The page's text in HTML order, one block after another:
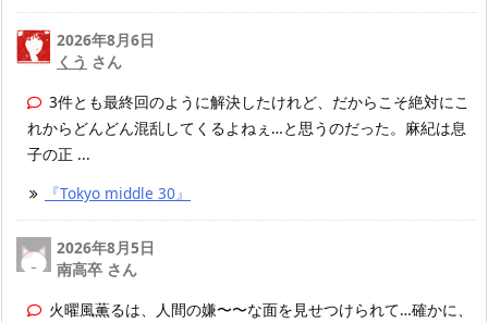
2026年8月6日
くう さん
3件とも最終回のように解決したけれど、だからこそ絶対にこ
れからどんどん混乱してくるよねぇ…と思うのだった。麻紀は息
子の正 ...
『Tokyo middle 30』
2026年8月5日
南高卒 さん
火曜風薫るは、人間の嫌〜〜な面を見せつけられて…確かに、